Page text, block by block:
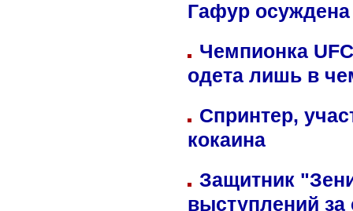
Гафур осуждена
Чемпионка
одета лишь в
Спринтер,
кокаина
Защитник